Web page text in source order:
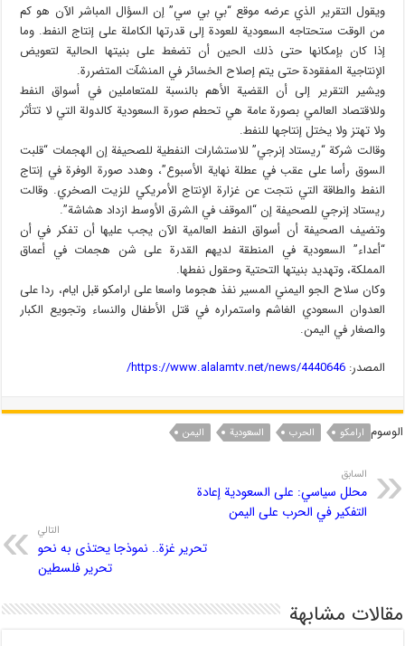
ويقول التقرير الذي عرضه موقع “بي بي سي” إن السؤال المباشر الآن هو كم
من الوقت ستحتاجه السعودية للعودة إلى قدرتها الكاملة على إنتاج النفط. وما
إذا كان بإمكانها حتى ذلك الحين أن تضغط على بنيتها الحالية لتعويض
الإنتاجية المفقودة حتى يتم إصلاح الخسائر في المنشآت المتضررة.
ويشير التقرير إلى أن القضية الأهم بالنسبة للمتعاملين في أسواق النفط
وللاقتصاد العالمي بصورة عامة هي تحطم صورة السعودية كالدولة التي لا تتأثر
ولا تهتز ولا يختل إنتاجها للنفط.
وقالت شركة “ريستاد إنرجي” للاستشارات النفطية للصحيفة إن الهجمات “قلبت
السوق رأسا على عقب في عطلة نهاية الأسبوع”، وهدد صورة الوفرة في إنتاج
النفط والطاقة التي نتجت عن غزارة الإنتاج الأمريكي للزيت الصخري. وقالت
ريستاد إنرجي للصحيفة إن “الموقف في الشرق الأوسط ازداد هشاشة”.
وتضيف الصحيفة أن أسواق النفط العالمية الآن يجب عليها أن تفكر في أن
“أعداء” السعودية في المنطقة لديهم القدرة على شن هجمات في أعماق
المملكة، وتهديد بنيتها التحتية وحقول نفطها.
وكان سلاح الجو اليمني المسير نفذ هجوما واسعا على ارامكو قبل ايام، ردا على
العدوان السعودي الغاشم واستمراره في قتل الأطفال والنساء وتجويع الكبار
والصغار في اليمن.
المصدر:https://www.alalamtv.net/news/4440646/
الوسوم ارامكو الحرب السعودیة الیمن
السابق
محلل سياسي: على السعودية إعادة
التفكير في الحرب على اليمن
التالي
تحرير غزة.. نموذجا يحتذى به نحو
تحرير فلسطين
مقالات مشابهة